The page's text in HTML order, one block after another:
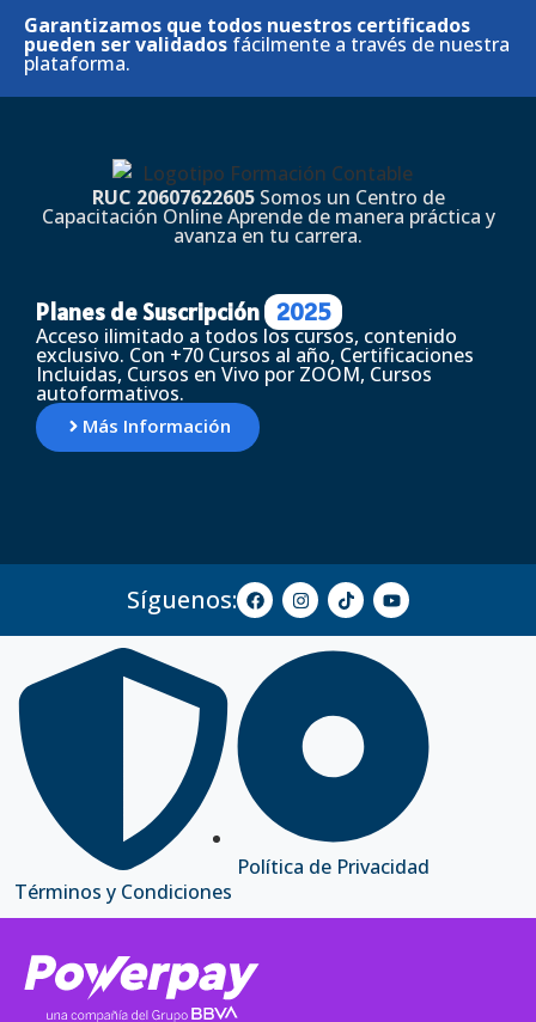
Garantizamos que todos nuestros certificados
pueden ser validados fácilmente a través de nuestra
plataforma.
RUC 20607622605 Somos un Centro de
Capacitación Online Aprende de manera práctica y
avanza en tu carrera.
Planes de Suscripción 2025
Acceso ilimitado a todos los cursos, contenido
exclusivo. Con +70 Cursos al año, Certificaciones
Incluidas, Cursos en Vivo por ZOOM, Cursos
autoformativos.
Más Información
Síguenos:
Términos y Condiciones
Política de Privacidad